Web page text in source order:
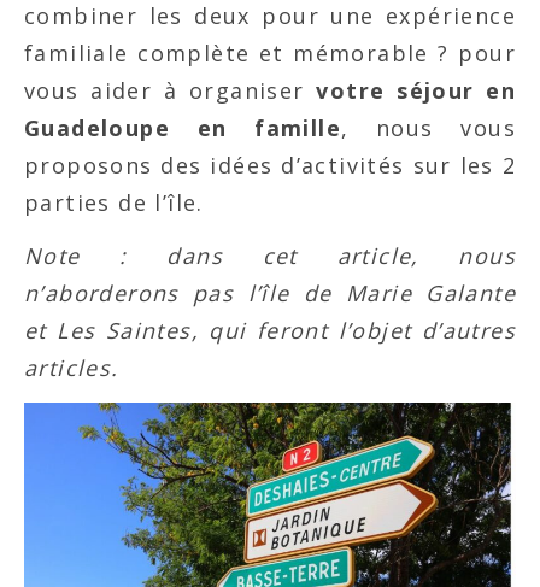
combiner les deux pour une expérience
familiale complète et mémorable ? pour
vous aider à organiservotre séjour en
Guadeloupe en famille, nous vous
proposons des idées d’activités sur les 2
parties de l’île.
Note : dans cet article, nous
n’aborderons pas l’île de Marie Galante
et Les Saintes, qui feront l’objet d’autres
articles.